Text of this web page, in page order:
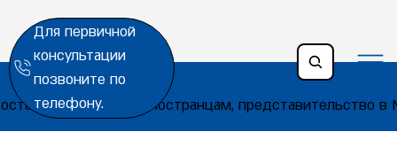
Для первичной
консультации
позвоните по
телефону.статуса иностранцам, представительство в